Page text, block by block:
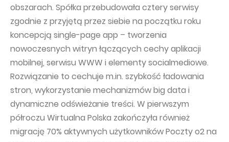
Management Board
Supervisory Board
Capital Group Structure
Auditor
General meeting of Shareholders
Best practices
Remuneration policy
obszarach. Spółka przebudowała cztery serwisy
zgodnie z przyjętą przez siebie na początku roku
koncepcją single-page app – tworzenia
nowoczesnych witryn łączących cechy aplikacji
mobilnej, serwisu WWW i elementy socialmediowe.
Rozwiązanie to cechuje m.in. szybkość ładowania
stron, wykorzystanie mechanizmów big data i
dynamiczne odświeżanie treści. W pierwszym
półroczu Wirtualna Polska zakończyła również
migrację 70% aktywnych użytkowników Poczty o2 na